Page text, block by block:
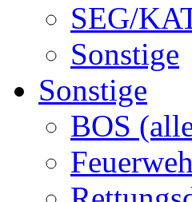
SEG/
Sonstige
Sonstige
BOS